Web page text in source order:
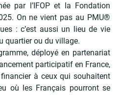
par l’IFOP et la Fondation
On ne vient pas au PMU®
: c’est aussi un lieu de vie
quartier ou du village.
déployé en partenariat
participatif en France,
à ceux qui souhaitent
où les Français pourront se